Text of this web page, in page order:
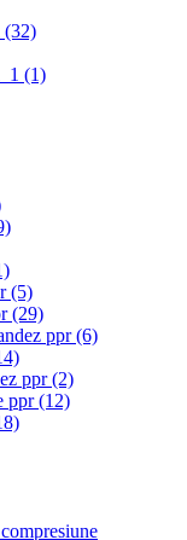
(32)
(1)
(5)
(29)
ppr(6)
ppr(2)
ppr(12)